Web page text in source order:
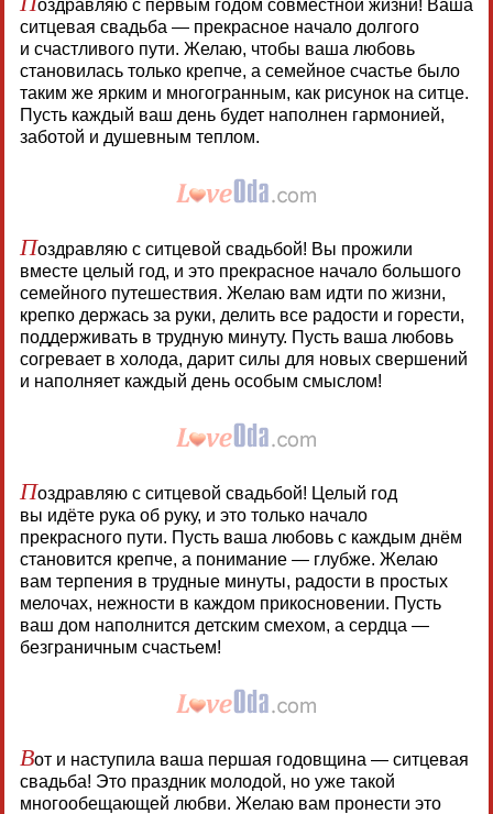
оздравляю с первым годом совместной жизни! Ваша
ситцевая свадьба — прекрасное начало долгого
и счастливого пути. Желаю, чтобы ваша любовь
становилась только крепче, а семейное счастье было
таким же ярким и многогранным, как рисунок на ситце.
Пусть каждый ваш день будет наполнен гармонией,
заботой и душевным теплом.
Поздравляю с ситцевой свадьбой! Вы прожили
вместе целый год, и это прекрасное начало большого
семейного путешествия. Желаю вам идти по жизни,
крепко держась за руки, делить все радости и горести,
поддерживать в трудную минуту. Пусть ваша любовь
согревает в холода, дарит силы для новых свершений
и наполняет каждый день особым смыслом!
Поздравляю с ситцевой свадьбой! Целый год
вы идёте рука об руку, и это только начало
прекрасного пути. Пусть ваша любовь с каждым днём
становится крепче, а понимание — глубже. Желаю
вам терпения в трудные минуты, радости в простых
мелочах, нежности в каждом прикосновении. Пусть
ваш дом наполнится детским смехом, а сердца —
безграничным счастьем!
Вот и наступила ваша першая годовщина — ситцевая
свадьба! Это праздник молодой, но уже такой
многообещающей любви. Желаю вам пронести это